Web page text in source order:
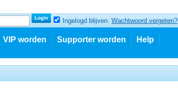
Ingelogd blijven. Wachtwoord vergeten?
VIP worden Supporter worden Help